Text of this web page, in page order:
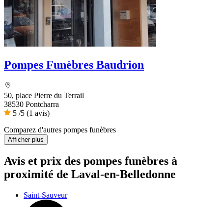
Pompes Funèbres Baudrion
50, place Pierre du Terrail
38530 Pontcharra
5 /5 (1 avis)
Comparez d'autres pompes funèbres
Afficher plus
Avis et prix des pompes funèbres à
proximité de Laval-en-Belledonne
Saint-Sauveur